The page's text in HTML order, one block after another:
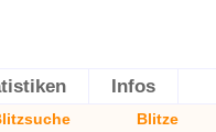
Infos
Blitze